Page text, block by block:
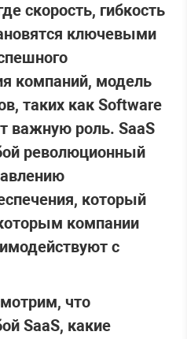
скорость, гибкость
ключевыми
компаний, модель
таких как Software
важную роль. SaaS
революционный
который
компании
с
что
SaaS, какие